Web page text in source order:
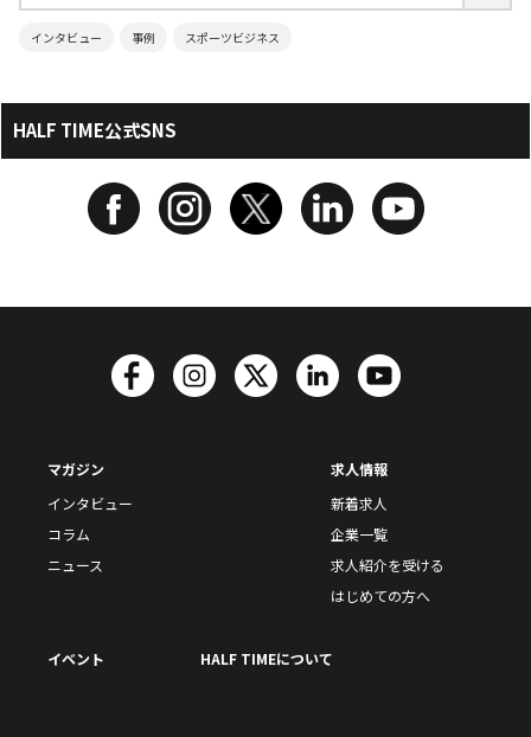
インタビュー 事例 スポーツビジネス
HALF TIME公式SNS
マガジン
インタビュー
コラム
ニュース
求人情報
新着求人
企業一覧
求人紹介を受ける
はじめての方へ
イベント HALF TIMEについて